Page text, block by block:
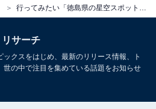
リサーチ
クスをはじめ、最新のリリース情報、ト
世の中で注目を集めている話題をお知らせ